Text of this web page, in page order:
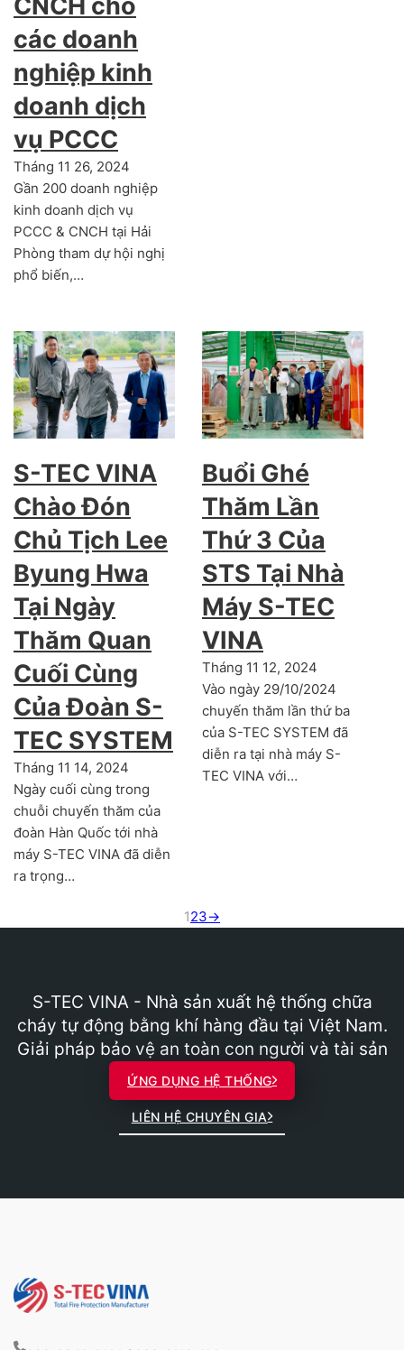
CNCH cho
các doanh
nghiệp kinh
doanh dịch
vụ PCCC
Tháng 11 26, 2024
Gần 200 doanh nghiệp
kinh doanh dịch vụ
PCCC & CNCH tại Hải
Phòng tham dự hội nghị
phổ biến,…
S-TEC VINA
Chào Đón
Chủ Tịch Lee
Byung Hwa
Tại Ngày
Thăm Quan
Cuối Cùng
Của Đoàn S-
TEC SYSTEM
Tháng 11 14, 2024
Ngày cuối cùng trong
chuỗi chuyến thăm của
đoàn Hàn Quốc tới nhà
máy S-TEC VINA đã diễn
ra trọng…
Buổi Ghé
Thăm Lần
Thứ 3 Của
STS Tại Nhà
Máy S-TEC
VINA
Tháng 11 12, 2024
Vào ngày 29/10/2024
chuyến thăm lần thứ ba
của S-TEC SYSTEM đã
diễn ra tại nhà máy S-
TEC VINA với…
123→
S-TEC VINA - Nhà sản xuất hệ thống chữa
cháy tự động bằng khí hàng đầu tại Việt Nam.
Giải pháp bảo vệ an toàn con người và tài sản
ỨNG DỤNG HỆ THỐNG
LIÊN HỆ CHUYÊN GIA